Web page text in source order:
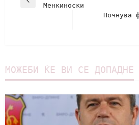
Менкиноски
Почнува
МОЖЕБИ ЌЕ ВИ СЕ ДОПАДНЕ